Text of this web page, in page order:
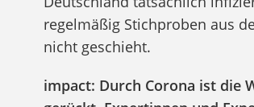
regelmäßig Stichproben aus
nicht geschieht.
impact: Durch Corona ist die